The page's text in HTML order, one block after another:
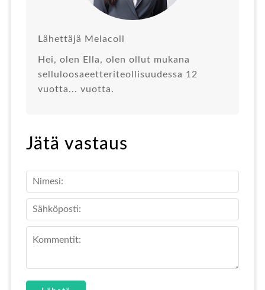
Lähettäjä Melacoll
Hei, olen Ella, olen ollut mukana
selluloosaeetteriteollisuudessa 12
vuotta... vuotta.
Jätä vastaus